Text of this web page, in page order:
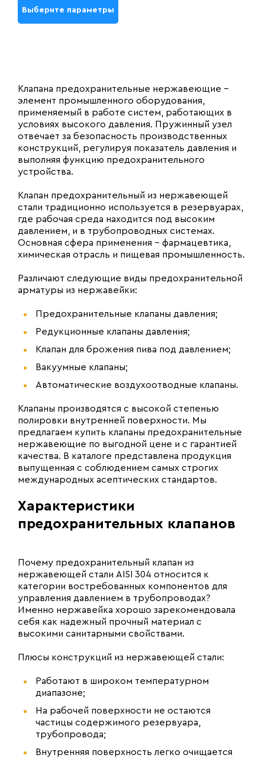
Выберите параметры
Клапана предохранительные нержавеющие –
элемент промышленного оборудования,
применяемый в работе систем, работающих в
условиях высокого давления. Пружинный узел
отвечает за безопасность производственных
конструкций, регулируя показатель давления и
выполняя функцию предохранительного
устройства.
Клапан предохранительный из нержавеющей
стали традиционно используется в резервуарах,
где рабочая среда находится под высоким
давлением, и в трубопроводных системах.
Основная сфера применения – фармацевтика,
химическая отрасль и пищевая промышленность.
Различают следующие виды предохранительной
арматуры из нержавейки:
Предохранительные клапаны давления;
Редукционные клапаны давления;
Клапан для брожения пива под давлением;
Вакуумные клапаны;
Автоматические воздухоотводные клапаны.
Клапаны производятся с высокой степенью
полировки внутренней поверхности. Мы
предлагаем купить клапаны предохранительные
нержавеющие по выгодной цене и с гарантией
качества. В каталоге представлена продукция
выпущенная с соблюдением самых строгих
международных асептических стандартов.
Характеристики
предохранительных клапанов
Почему предохранительный клапан из
нержавеющей стали AISI 304 относится к
категории востребованных компонентов для
управления давлением в трубопроводах?
Именно нержавейка хорошо зарекомендовала
себя как надежный прочный материал с
высокими санитарными свойствами.
Плюсы конструкций из нержавеющей стали:
Работают в широком температурном
диапазоне;
На рабочей поверхности не остаются
частицы содержимого резервуара,
трубопровода;
Внутренняя поверхность легко очищается